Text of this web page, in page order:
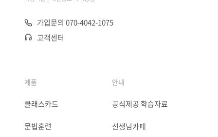
가입문의 070-4042-1075
고객센터
제품
클래스카드
문법훈련
안내
공식제공 학습자료
선생님카페